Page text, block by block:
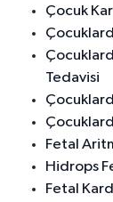
Çocuk
Tedavisi
Fetal
Hidrops
Fetal